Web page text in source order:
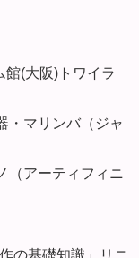
(大阪)トワイラ
リンバ（ジャ
ティフィニ